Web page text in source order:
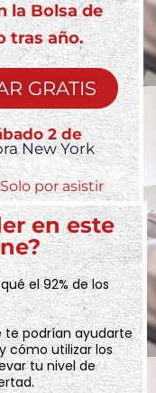
la Bolsa de
tras año.
GRATIS
2 de
New York
Solo por asistir
valor
en este
el 92% de los
te podrían ayudarte
cómo utilizar los
tu nivel de